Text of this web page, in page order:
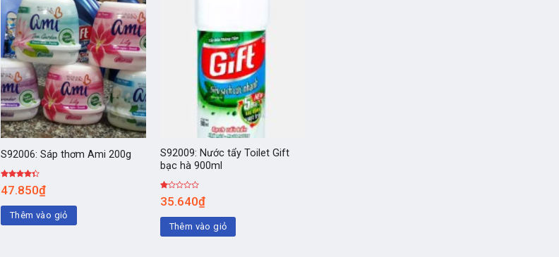
S92006: Sáp thơm Ami 200g
Được
xếp hạng
sao
47.850₫
Thêm vào giỏ
S92009: Nước tẩy Toilet Gift
bạc hà 900ml
Được
xếp
1.00
sao
35.640₫
Thêm vào giỏ